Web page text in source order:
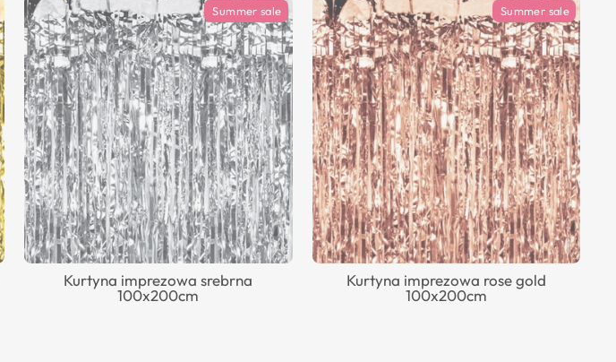
Summer sale
Kurtyna imprezowa srebrna
100x200cm
Summer sale
Kurtyna imprezowa rose gold
100x200cm